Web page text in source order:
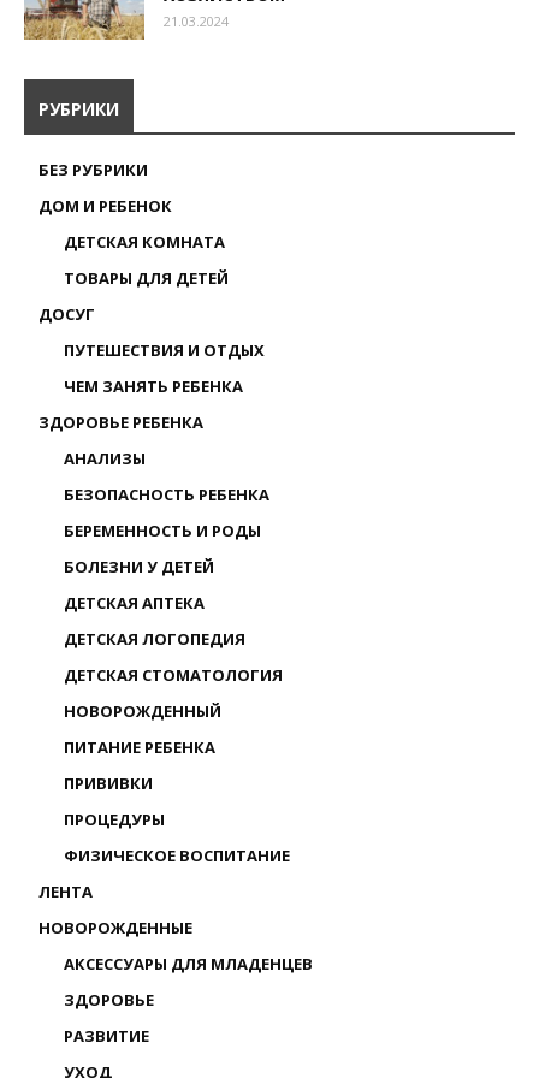
21.03.2024
РУБРИКИ
БЕЗ РУБРИКИ
ДОМ И РЕБЕНОК
ДЕТСКАЯ КОМНАТА
ТОВАРЫ ДЛЯ ДЕТЕЙ
ДОСУГ
ПУТЕШЕСТВИЯ И ОТДЫХ
ЧЕМ ЗАНЯТЬ РЕБЕНКА
ЗДОРОВЬЕ РЕБЕНКА
АНАЛИЗЫ
БЕЗОПАСНОСТЬ РЕБЕНКА
БЕРЕМЕННОСТЬ И РОДЫ
БОЛЕЗНИ У ДЕТЕЙ
ДЕТСКАЯ АПТЕКА
ДЕТСКАЯ ЛОГОПЕДИЯ
ДЕТСКАЯ СТОМАТОЛОГИЯ
НОВОРОЖДЕННЫЙ
ПИТАНИЕ РЕБЕНКА
ПРИВИВКИ
ПРОЦЕДУРЫ
ФИЗИЧЕСКОЕ ВОСПИТАНИЕ
ЛЕНТА
НОВОРОЖДЕННЫЕ
АКСЕССУАРЫ ДЛЯ МЛАДЕНЦЕВ
ЗДОРОВЬЕ
РАЗВИТИЕ
УХОД